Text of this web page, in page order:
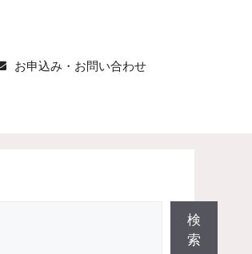
お申込み・お問い合わせ
検
索